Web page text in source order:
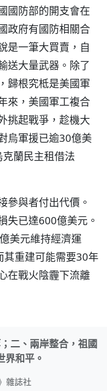
國防部的開支會在
政府有國防相關合
是一筆大買賣，自
送大量武器。除了
歸根究柢是美國軍
來，美國軍工複合
挑起戰爭，趁機大
烏軍援已逾30億美
蘭民主租借法
參與者付出代價。
失已達600億美元。
美元維持經濟運
重建可能需要30年
在戰火陰霾下流離
二、兩岸整合，祖國
界和平。
雜誌社